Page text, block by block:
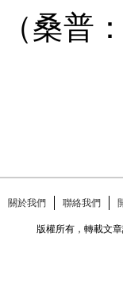
（桑普
關於我們 聯絡我們
版權所有，轉載文